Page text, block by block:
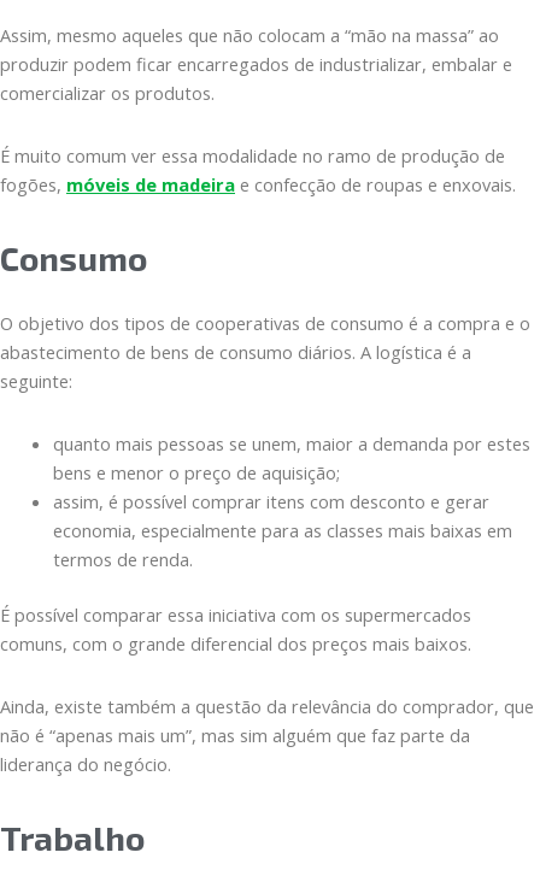
Assim, mesmo aqueles que não colocam a “mão na massa” ao
produzir podem ficar encarregados de industrializar, embalar e
comercializar os produtos.
É muito comum ver essa modalidade no ramo de produção de
fogões, móveis de madeira e confecção de roupas e enxovais.
Consumo
O objetivo dos tipos de cooperativas de consumo é a compra e o
abastecimento de bens de consumo diários. A logística é a
seguinte:
quanto mais pessoas se unem, maior a demanda por estes
bens e menor o preço de aquisição;
assim, é possível comprar itens com desconto e gerar
economia, especialmente para as classes mais baixas em
termos de renda.
É possível comparar essa iniciativa com os supermercados
comuns, com o grande diferencial dos preços mais baixos.
Ainda, existe também a questão da relevância do comprador, que
não é “apenas mais um”, mas sim alguém que faz parte da
liderança do negócio.
Trabalho